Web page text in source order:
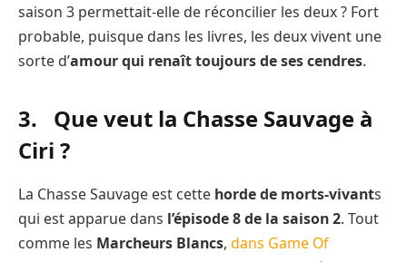
saison 3 permettait-elle de réconcilier les deux ? Fort
probable, puisque dans les livres, les deux vivent une
sorte d’amour qui renaît toujours de ses cendres.
3. Que veut la Chasse Sauvage à
Ciri ?
La Chasse Sauvage est cette horde de morts-vivants
qui est apparue dans l’épisode 8 de la saison 2. Tout
comme les Marcheurs Blancs, dans Game Of